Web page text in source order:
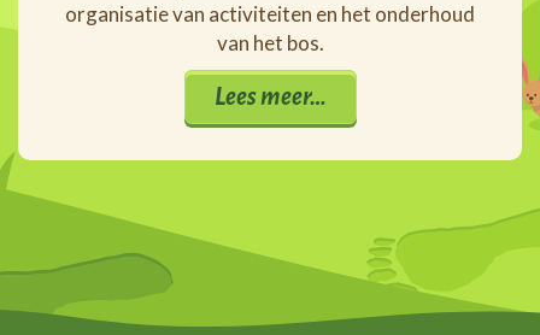
organisatie van activiteiten en het onderhoud
van het bos.
Lees meer…